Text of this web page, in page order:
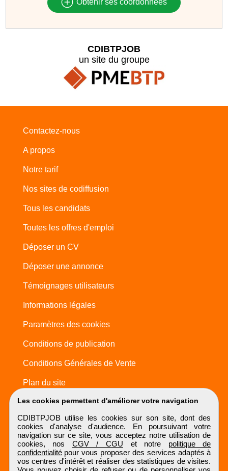
Obtenir ses coordonnées
Les cookies permettent d'améliorer votre navigation
CDIBTPJOB utilise les cookies sur son site, dont des
cookies d'analyse d'audience. En poursuivant votre
navigation sur ce site, vous acceptez notre utilisation de
cookies, nos CGV / CGU et notre politique de
confidentialitépour vous proposer des services adaptés à
vos centres d'intérêt et réaliser des statistiques de visites.
CDIBTPJOB
un site du groupe
Contactez-nous
A propos
Notre tarif
Nos sites de codiffusion
Tous les candidats
Toutes les offres d'emploi
Déposer un CV
Déposer une annonce
Témoignages utilisateurs
Informations légales
Paramètres des cookies
Conditions de publication
Conditions Générales de Vente
Plan du site